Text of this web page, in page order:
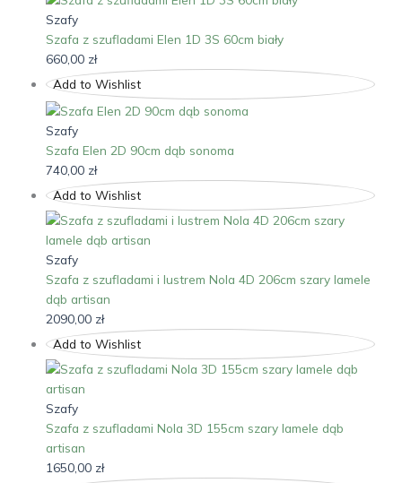
Szafy
Szafa z szufladami Elen 1D 3S 60cm biały
660,00 zł
Add to Wishlist
Szafy
Szafa Elen 2D 90cm dąb sonoma
740,00 zł
Add to Wishlist
Szafy
Szafa z szufladami i lustrem Nola 4D 206cm szary lamele
dąb artisan
2090,00 zł
Add to Wishlist
Szafy
Szafa z szufladami Nola 3D 155cm szary lamele dąb
artisan
1650,00 zł